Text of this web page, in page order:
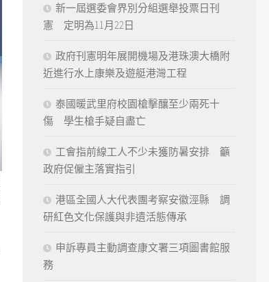
新一屆選委會界別分組選舉投票日刊
憲 定明為11月22日
政府刊憲明年展開機場及港珠澳大橋附
近進行水上康樂及遊艇港灣工程
泰國暖武里府校園槍擊釀至少兩死十
傷 學生槍手疑自盡亡
工會指前線工人不少未獲防暑安排 籲
政府促僱主落實指引
港區全國人大代表團考察安徽涇縣 調
研紅色文化保護與非遺活態傳承
申訴專員主動調查康文署三項圖書館服
務